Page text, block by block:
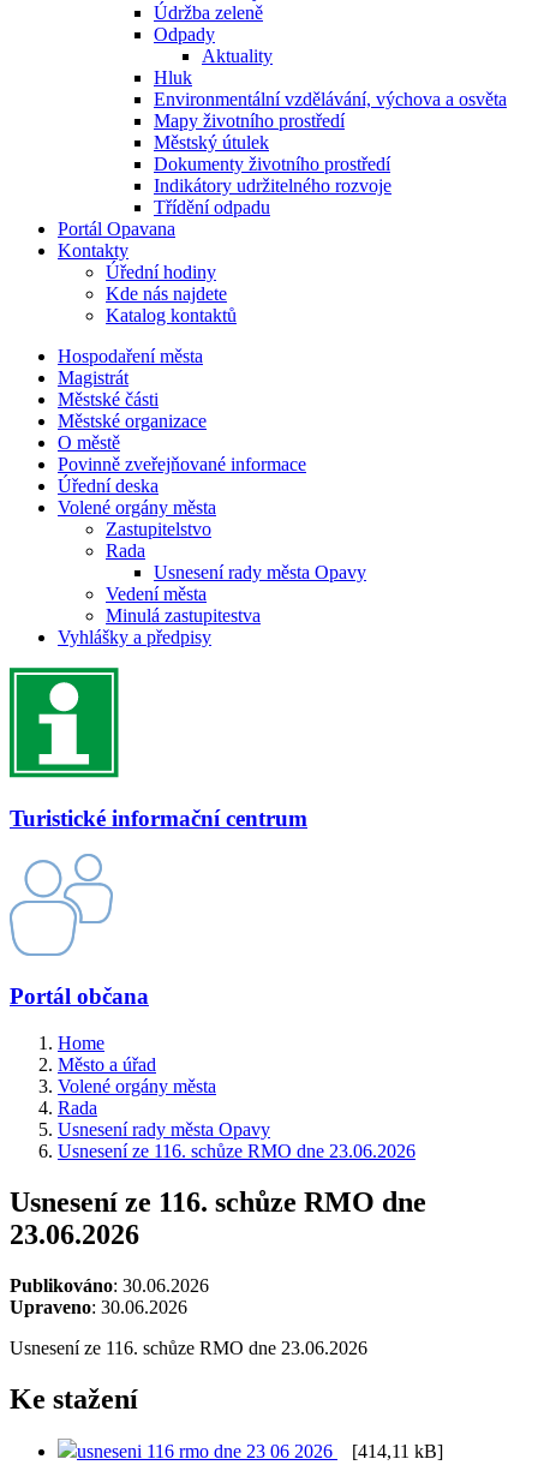
Údržba zeleně
Odpady
Aktuality
Hluk
Environmentální vzdělávání, výchova a osvěta
Mapy životního prostředí
Městský útulek
Dokumenty životního prostředí
Indikátory udržitelného rozvoje
Třídění odpadu
Portál Opavana
Kontakty
Úřední hodiny
Kde nás najdete
Katalog kontaktů
Hospodaření města
Magistrát
Městské části
Městské organizace
O městě
Povinně zveřejňované informace
Úřední deska
Volené orgány města
Zastupitelstvo
Rada
Usnesení rady města Opavy
Vedení města
Minulá zastupitestva
Vyhlášky a předpisy
Turistické informační centrum
Portál občana
Home
Město a úřad
Volené orgány města
Rada
Usnesení rady města Opavy
Usnesení ze 116. schůze RMO dne 23.06.2026
Usnesení ze 116. schůze RMO dne
23.06.2026
Publikováno: 30.06.2026
Upraveno: 30.06.2026
Usnesení ze 116. schůze RMO dne 23.06.2026
Ke stažení
usneseni 116 rmo dne 23 06 2026
[414,11 kB]